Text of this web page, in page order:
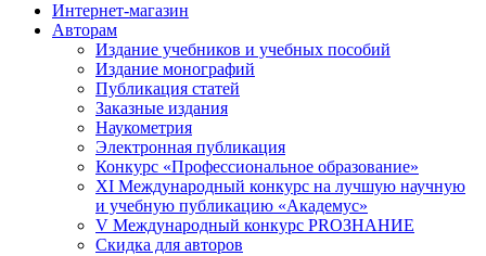
Интернет-магазин
Авторам
Издание учебников и учебных пособий
Издание монографий
Публикация статей
Заказные издания
Наукометрия
Электронная публикация
Конкурс «Профессиональное образование»
XI Международный конкурс на лучшую научную
и учебную публикацию «Академус»
V Международный конкурс PROЗНАНИЕ
Скидка для авторов